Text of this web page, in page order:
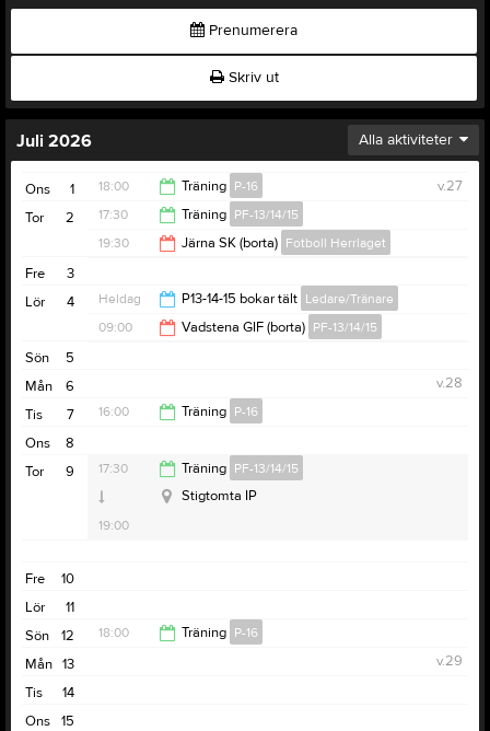
Prenumerera
Skriv ut
Juli 2026 Alla aktiviteter
1
Ons v.27
18:00 Träning P-16
19:30
2
Tor 17:30 Träning PF-13/14/15
19:30 Järna SK (borta) Fotboll Herrlaget
21:30
3
Fre
4
Lör Heldag P13-14-15 bokar tält Ledare/Tränare
09:00
Vadstena GIF (borta) PF-13/14/15
5
Sön
6
Mån
v.28
7
Tis 16:00 Träning P-16
18:00
8
Ons
9
Tor 17:30 Träning PF-13/14/15
19:00
Stigtomta IP
10
Fre
11
Lör
12
Sön 18:00 Träning P-16
13
Mån
v.29
14
Tis
15
Ons